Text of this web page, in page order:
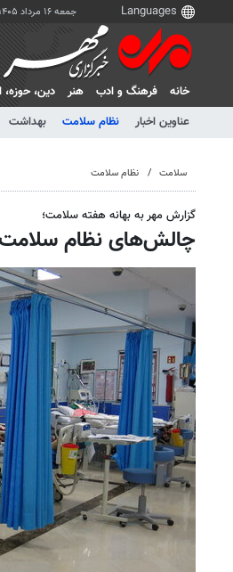
جمعه ۱۶ مرداد ۱۴۰۵
خانه فرهنگ و ادب هنر دين، حوزه،
عناوین اخبار
نظام سلامت بهداشت
سلامت نظام سلامت
گزارش مهر به بهانه هفته سلامت؛
چالش‌های نظام سلامت